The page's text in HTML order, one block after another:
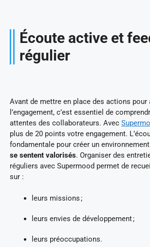
Écoute active et
régulier
Avant de mettre en place des actions pour
l’engagement, c’est essentiel de
attentes des collaborateurs. Avec
plus de 20 points votre engagement.
fondamentale pour créer un
se sentent valorisés. Organiser des
réguliers avec Supermood permet de
sur :
leurs missions ;
leurs envies de développement ;
leurs préoccupations.